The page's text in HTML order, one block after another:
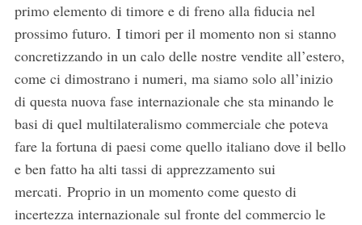
primo elemento di timore e di freno alla fiducia nel
prossimo futuro. I timori per il momento non si stanno
concretizzando in un calo delle nostre vendite all’estero,
come ci dimostrano i numeri, ma siamo solo all’inizio
di questa nuova fase internazionale che sta minando le
basi di quel multilateralismo commerciale che poteva
fare la fortuna di paesi come quello italiano dove il bello
e ben fatto ha alti tassi di apprezzamento sui
mercati. Proprio in un momento come questo di
incertezza internazionale sul fronte del commercio le